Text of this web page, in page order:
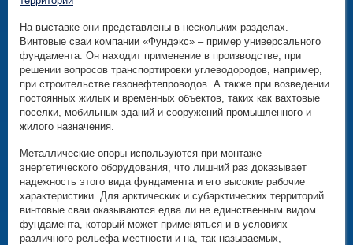
На выставке они представлены в нескольких разделах.
Винтовые сваи компании «Фундэкс» – пример универсального
фундамента. Он находит применение в производстве, при
решении вопросов транспортировки углеводородов, например,
при строительстве газонефтепроводов. А также при возведении
постоянных жилых и временных объектов, таких как вахтовые
поселки, мобильных зданий и сооружений промышленного и
жилого назначения.
Металлические опоры используются при монтаже
энергетического оборудования, что лишний раз доказывает
надежность этого вида фундамента и его высокие рабочие
характеристики. Для арктических и субарктических территорий
винтовые сваи оказываются едва ли не единственным видом
фундамента, который может применяться и в условиях
различного рельефа местности и на, так называемых,